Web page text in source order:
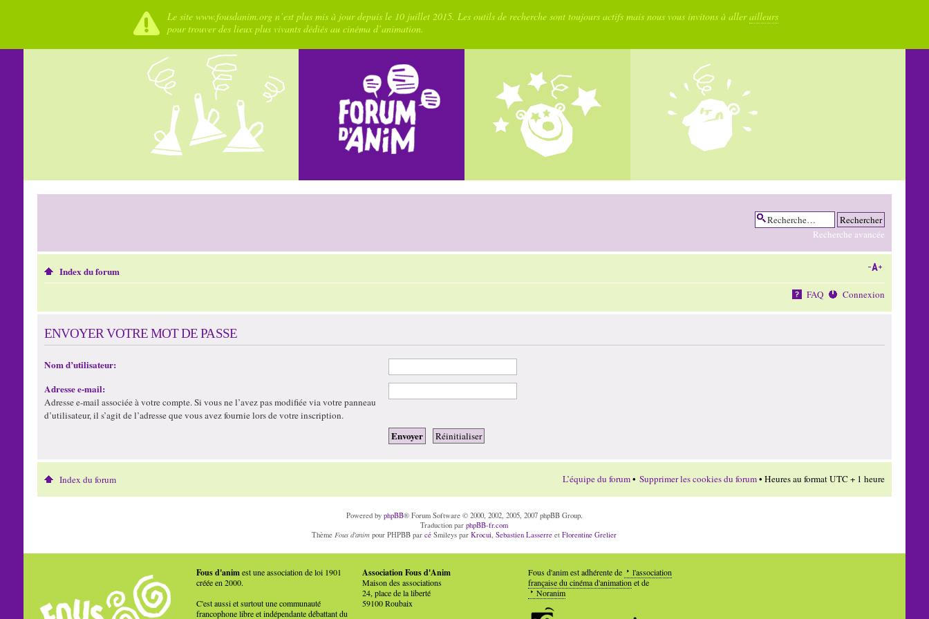
Le site www.fousdanim.org n’est plus mis à jour depuis le 10 juillet 2015. Les outils de recherche sont toujours actifs mais nous vous invitons à allerailleurs
pour trouver des lieux plus vivants dédiés au cinéma d’animation.
Recherche avancée
Index du forum
FAQ Connexion
ENVOYER VOTRE MOT DE PASSE
Nom d’utilisateur:
Adresse e-mail:
Adresse e-mail associée à votre compte. Si vous ne l’avez pas modifiée via votre panneau
d’utilisateur, il s’agit de l’adresse que vous avez fournie lors de votre inscription.
Index du forum L’équipe du forum• Supprimer les cookies du forum• Heures au format UTC + 1 heure
Powered by phpBB® Forum Software © 2000, 2002, 2005, 2007 phpBB Group.
Traduction parphpBB-fr.com
Thème Fous d'anim pour PHPBB parcé Smileys parKrocui ,Sebastien Lasserre etFlorentine Grelier
Fous d'animest une association de loi 1901
créée en 2000.
C'est aussi et surtout une communauté
francophone libre et indépendante débattant du
Association Fous d'Anim
Maison des associations
24, place de la liberté
59100 Roubaix
Fous d'anim est adhérente de
l'association
française du cinéma d'animation et de
Noranim